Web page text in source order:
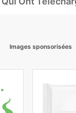
Images sponsorisées